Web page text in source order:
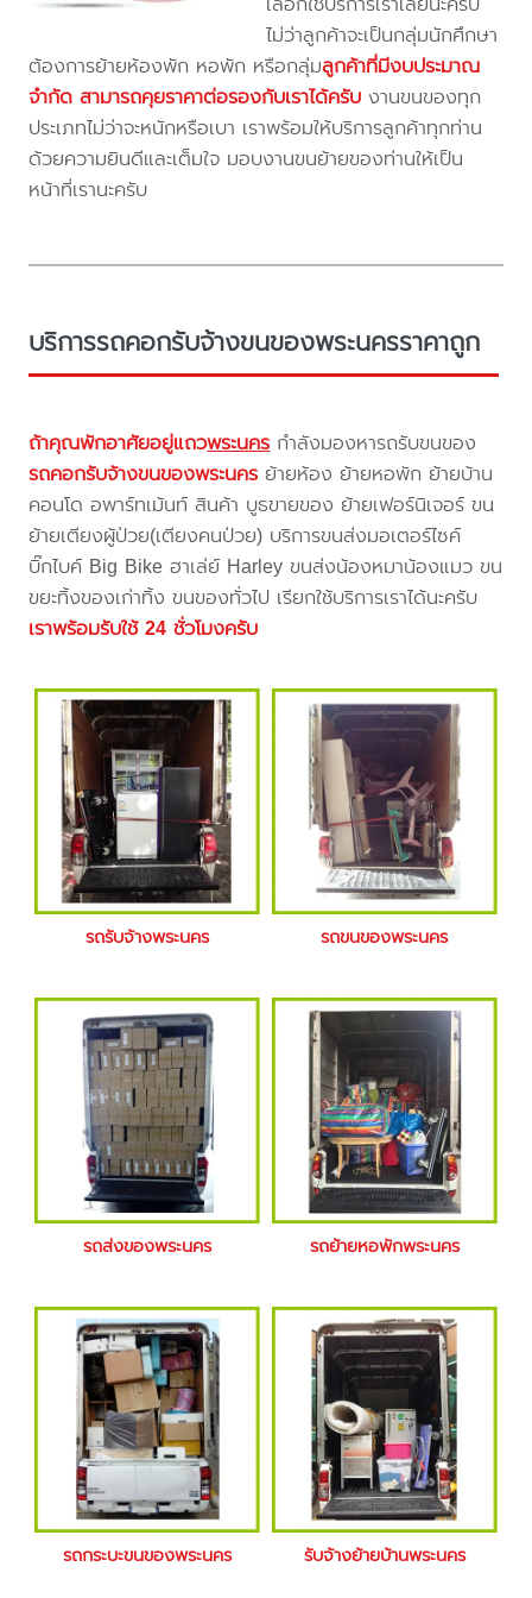
ไม่ว่าลูกค้าจะเป็นกลุ่มนักศึกษา
ต้องการย้ายห้องพัก หอพัก หรือกลุ่มลูกค้าที่มีงบประมาณ
จำกัด สามารถคุยราคาต่อรองกับเราได้ครับ งานขนของทุก
ประเภทไม่ว่าจะหนักหรือเบา เราพร้อมให้บริการลูกค้าทุกท่าน
ด้วยความยินดีและเต็มใจ มอบงานขนย้ายของท่านให้เป็น
หน้าที่เรานะครับ
บริการรถคอกรับจ้างขนของพระนครราคาถูก
ถ้าคุณพักอาศัยอยู่แถวพระนคร กำลังมองหารถรับขนของ
รถคอกรับจ้างขนของพระนคร ย้ายห้อง ย้ายหอพัก ย้ายบ้าน
คอนโด อพาร์ทเม้นท์ สินค้า บูธขายของ ย้ายเฟอร์นิเจอร์ ขน
ย้ายเตียงผู้ป่วย(เตียงคนป่วย) บริการขนส่งมอเตอร์ไซค์
บิ๊กไบค์ Big Bike ฮาเล่ย์ Harley ขนส่งน้องหมาน้องแมว ขน
ขยะทิ้งของเก่าทิ้ง ขนของทั่วไป เรียกใช้บริการเราได้นะครับ
เราพร้อมรับใช้ 24 ชั่วโมงครับ
รถรับจ้างพระนคร รถขนของพระนคร
รถส่งของพระนคร รถย้ายหอพักพระนคร
รถกระบะขนของพระนคร รับจ้างย้ายบ้านพระนคร